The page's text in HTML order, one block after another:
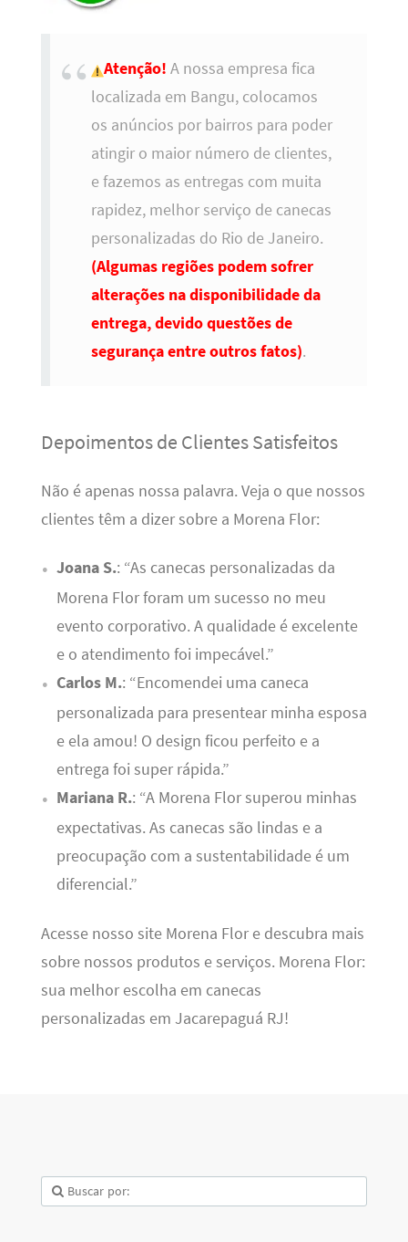
Atenção! A nossa empresa fica
localizada em Bangu, colocamos
os anúncios por bairros para poder
atingir o maior número de clientes,
e fazemos as entregas com muita
rapidez, melhor serviço de canecas
personalizadas do Rio de Janeiro.
(Algumas regiões podem sofrer
alterações na disponibilidade da
entrega, devido questões de
segurança entre outros fatos).
Depoimentos de Clientes Satisfeitos
Não é apenas nossa palavra. Veja o que nossos
clientes têm a dizer sobre a Morena Flor:
Joana S.: “As canecas personalizadas da
Morena Flor foram um sucesso no meu
evento corporativo. A qualidade é excelente
e o atendimento foi impecável.”
Carlos M.: “Encomendei uma caneca
personalizada para presentear minha esposa
e ela amou! O design ficou perfeito e a
entrega foi super rápida.”
Mariana R.: “A Morena Flor superou minhas
expectativas. As canecas são lindas e a
preocupação com a sustentabilidade é um
diferencial.”
Acesse nosso site Morena Flor e descubra mais
sobre nossos produtos e serviços. Morena Flor:
sua melhor escolha em canecas
personalizadas em Jacarepaguá RJ!